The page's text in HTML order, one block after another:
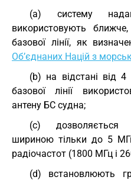
(a) систему
використовують
базової лінії, як
Об’єднаних Націй з
(b) на відстані від
базової лінії
антену БС судна;
(c) дозволяється
шириною тільки до 5
радіочастот (1800 МГц і
(d) встановлюють